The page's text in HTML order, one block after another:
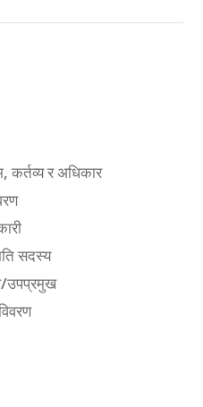
कर्तव्य र अधिकार
सदस्य
उपप्रमुख